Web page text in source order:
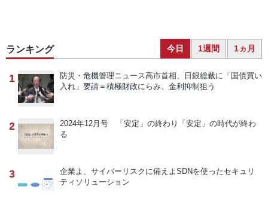
ランキング 今日 1週間 1ヵ月
1 防災・危機管理ニュース高市首相、日銀総裁に「国債買い
入れ」要請＝積極財政にらみ、金利抑制狙う
2 2024年12月号 「安定」の終わり
「安定」の時代が終わ
る
3 企業よ、サイバーリスクに備えよ SDNを使ったセキュリ
ティソリューション